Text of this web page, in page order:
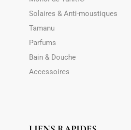
Solaires & Anti-moustiques
Tamanu
Parfums
Bain & Douche
Accessoires